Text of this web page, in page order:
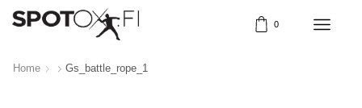
0
Home Gs_battle_rope_1